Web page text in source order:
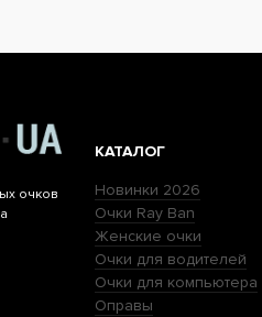
очков
КАТАЛОГ
Новинки 2026
Очки Ray Ban
Женские очки
Очки для водителей
Очки для компьютера
Оправы